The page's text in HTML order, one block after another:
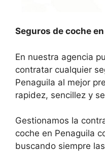
Seguros de coche
En nuestra agencia
contratar cualquier
Penaguila al mejor
rapidez, sencillez y
Gestionamos la
coche en Penaguila
buscando siempre